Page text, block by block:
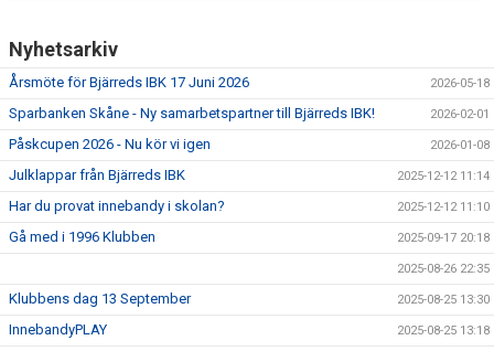
Nyhetsarkiv
Årsmöte för Bjärreds IBK 17 Juni 2026 2026-05-18
Sparbanken Skåne - Ny samarbetspartner till Bjärreds IBK! 2026-02-01
Påskcupen 2026 - Nu kör vi igen 2026-01-08
Julklappar från Bjärreds IBK 2025-12-12 11:14
Har du provat innebandy i skolan? 2025-12-12 11:10
Gå med i 1996 Klubben 2025-09-17 20:18
2025-08-26 22:35
Klubbens dag 13 September 2025-08-25 13:30
InnebandyPLAY 2025-08-25 13:18